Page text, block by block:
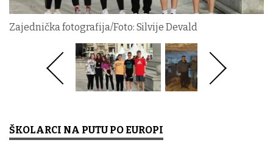
Zajednička fotografija/Foto: Silvije Devald
ŠKOLARCI NA PUTU PO EUROPI